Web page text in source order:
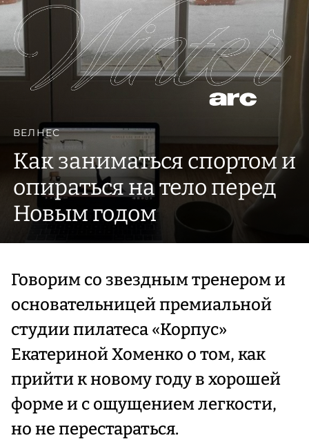
ВЕЛНЕС
Как заниматься спортом и
опираться на тело перед
Новым годом
Говорим со звездным тренером и
основательницей премиальной
студии пилатеса «Корпус»
Екатериной Хоменко о том, как
прийти к новому году в хорошей
форме и с ощущением легкости,
но не перестараться.